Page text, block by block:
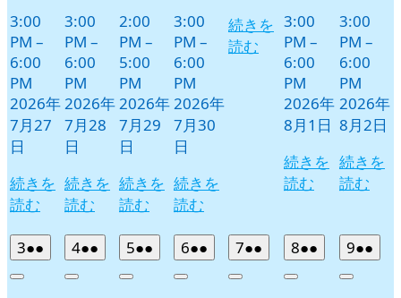
3:00
PM –
6:00
PM
2026年
7月27
日
続きを
読む
3:00
PM –
6:00
PM
2026年
7月28
日
続きを
読む
2:00
PM –
5:00
PM
2026年
7月29
日
続きを
読む
3:00
PM –
6:00
PM
2026年
7月30
日
続きを
読む
続きを
読む
3:00
PM –
6:00
PM
2026年
8月1日
続きを
読む
3:00
PM –
6:00
PM
2026年
8月2日
続きを
読む
32026
年
●●
件
Close
42026
年
●●
件
Close
52026
年
●●
件
Close
62026
年
●●
件
Close
72026
年
●●
件
Close
82026
年
●●
件
Close
92026
年
●●
件
Close